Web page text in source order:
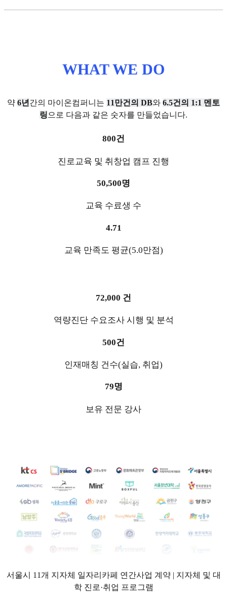
WHAT WE DO
약 6년 간의 마이온컴퍼니는 11만건의 DB와 6.5건의 1:1 멘토
링으로 다음과 같은 숫자를 만들었습니다.
800건
진로교육 및 취창업 캠프 진행
50,500명
교육 수료생 수
4.71
교육 만족도 평균(5.0만점)
72,000 건
역량진단 수요조사 시행 및 분석
500건
인재매칭 건수(실습, 취업)
79명
보유 전문 강사
서울시 11개 지자체 일자리카페 연간사업 계약 | 지자체 및 대
학 진로·취업 프로그램